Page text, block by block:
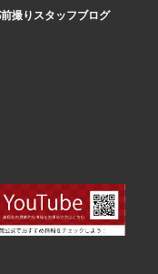
撮りスタッフブログ